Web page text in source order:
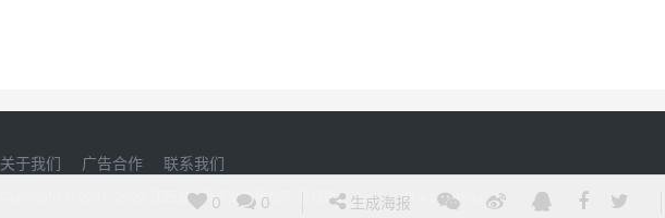
0 0 生成海报
关于我们 广告合作 联系我们
Copyright © 2011-2020 江西省刘氏实业有限公司 版权所有Powered by argchina